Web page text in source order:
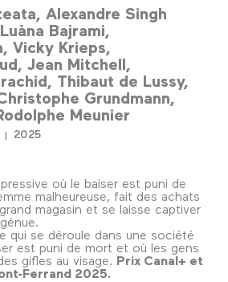
Alexandre Singh
Luàna Bajrami
Vicky Krieps
Jean Mitchell
Thibaut de Lussy
Grundmann
Meunier
2025
où le baiser est puni de
malheureuse, fait des achats
magasin et se laisse captiver
qui se déroule dans une société
est puni de mort et où les gens
gifles au visage. Prix Canal+ et
Ferrand 2025.